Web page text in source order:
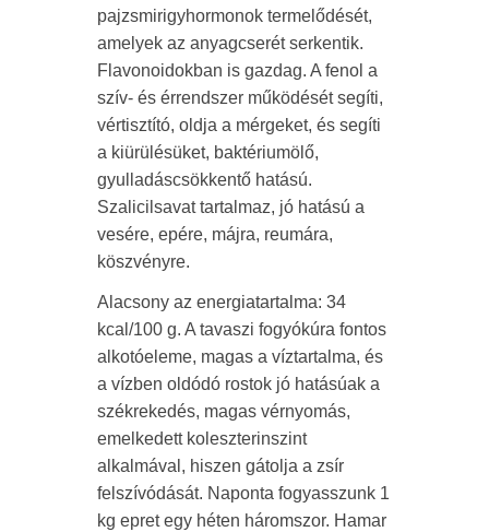
pajzsmirigyhormonok termelődését,
amelyek az anyagcserét serkentik.
Flavonoidokban is gazdag. A fenol a
szív- és érrendszer működését segíti,
vértisztító, oldja a mérgeket, és segíti
a kiürülésüket, baktériumölő,
gyulladáscsökkentő hatású.
Szalicilsavat tartalmaz, jó hatású a
vesére, epére, májra, reumára,
köszvényre.
Alacsony az energiatartalma: 34
kcal/100 g. A tavaszi fogyókúra fontos
alkotóeleme, magas a víztartalma, és
a vízben oldódó rostok jó hatásúak a
székrekedés, magas vérnyomás,
emelkedett koleszterinszint
alkalmával, hiszen gátolja a zsír
felszívódását. Naponta fogyasszunk 1
kg epret egy héten háromszor. Hamar